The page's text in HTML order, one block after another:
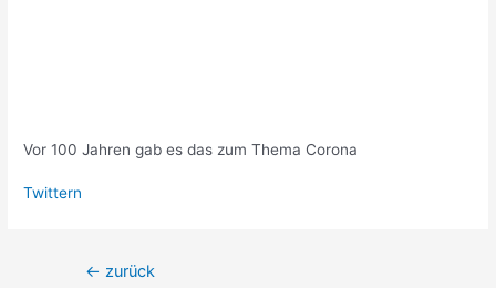
Vor 100 Jahren gab es das zum Thema Corona
Twittern
Beitragsnavigation
← zurück